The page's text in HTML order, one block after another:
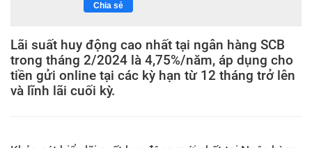
Chia sẻ
Lãi suất huy động cao nhất tại ngân hàng SCB
trong tháng 2/2024 là 4,75%/năm, áp dụng cho
tiền gửi online tại các kỳ hạn từ 12 tháng trở lên
và lĩnh lãi cuối kỳ.